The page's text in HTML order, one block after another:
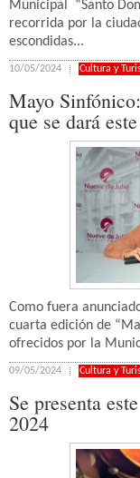
Municipal “Santo
recorrida por la
escondidas...
10/05/2024 Cultura y
Mayo
que se dará
Como fuera
cuarta edición de
ofrecidos por la
09/05/2024 Cultura y
Se presenta
2024